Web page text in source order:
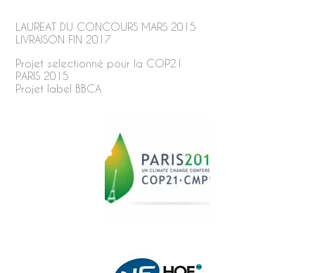
LAUREAT DU CONCOURS MARS 2015
LIVRAISON FIN 2017
Projet selectionné pour la COP21
PARIS 2015
Projet label BBCA